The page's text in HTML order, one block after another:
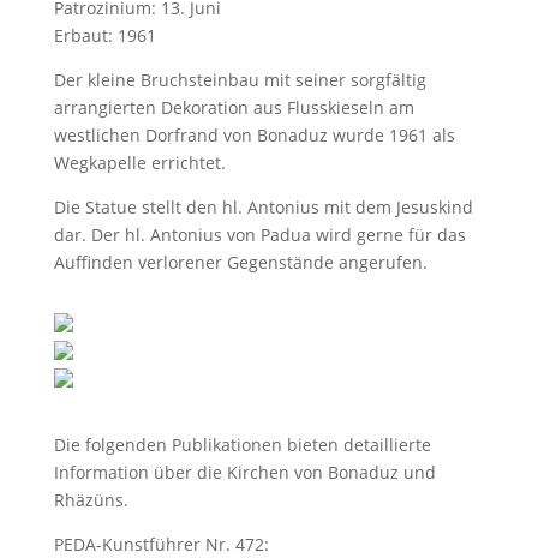
Patrozinium: 13. Juni
Erbaut: 1961
Der kleine Bruchsteinbau mit seiner sorgfältig
arrangierten Dekoration aus Flusskieseln am
westlichen Dorfrand von Bonaduz wurde 1961 als
Wegkapelle errichtet.
Die Statue stellt den hl. Antonius mit dem Jesuskind
dar. Der hl. Antonius von Padua wird gerne für das
Auffinden verlorener Gegenstände angerufen.
Die folgenden Publikationen bieten detaillierte
Information über die Kirchen von Bonaduz und
Rhäzüns.
PEDA-Kunstführer Nr. 472: